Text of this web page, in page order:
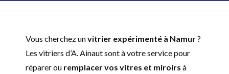
Vous cherchez unvitrier expérimenté à Namur?
Les vitriers d’A. Ainaut sont à votre service pour
réparer ou remplacer vos vitres et miroirs à